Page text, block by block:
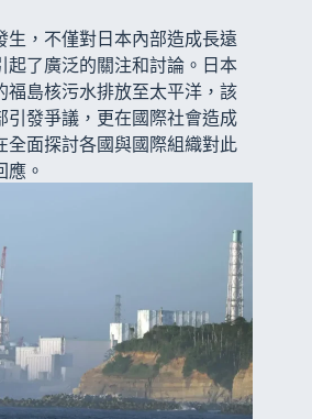
生，不僅對日本內部造成長遠
起了廣泛的關注和討論。日本
福島核污水排放至太平洋，該
引發爭議，更在國際社會造成
全面探討各國與國際組織對此
應。